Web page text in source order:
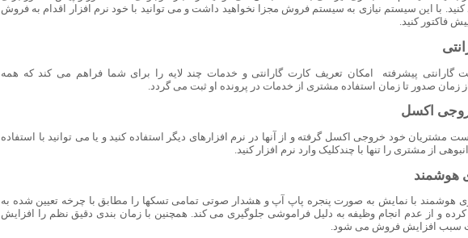
کنید. با این سیستم نیازی به سیستم فروش مجزا نخواهید داشت و می توانید با خود نرم افزار اقدام به فروش
فاکتور کنید.
گارانتی پیشرفته امکان تعریف کارت گارانتی و خدمات چند لایه را برای شما فراهم می کند که همه
زمان صدور تا زمان استفاده مشتری از خدمات در پرونده او ثبت می گردد.
اکسل
مشتریان خود خروجی اکسل گرفته و از آنها در نرم افزارهای دیگر استفاده کنید و یا می توانید با استفاده
از مشتری را تنها با چندکلیک وارد نرم افزار کنید.
هوشمند
هوشمند با نمایش به صورت پنجره پاپ آپ و هشدار صوتی تمامی تسکها را مطابق با چرخه تعیین شده به
کرده و از عدم انجام وظیفه به دلیل فراموشی جلوگیری می کند. همچنین با زمان بندی دقیق نظم را افزایش
سبب افزایش فروش می شود.